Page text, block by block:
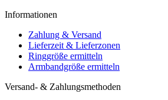
Informationen
Zahlung & Versand
Lieferzeit & Lieferzonen
Ringgröße ermitteln
Armbandgröße ermitteln
Versand- & Zahlungsmethoden